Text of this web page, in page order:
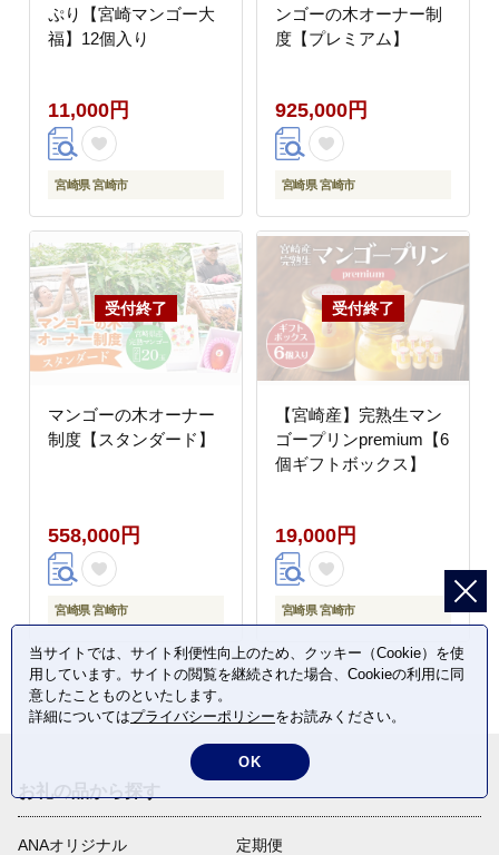
ぷり【宮崎マンゴー大
福】12個入り
11,000円
宮崎県 宮崎市
ンゴーの木オーナー制
度【プレミアム】
925,000円
宮崎県 宮崎市
マンゴーの木オーナー
制度【スタンダード】
558,000円
宮崎県 宮崎市
【宮崎産】完熟生マン
ゴープリンpremium【6
個ギフトボックス】
19,000円
宮崎県 宮崎市
ANAオリジナル
定期便
当サイトでは、サイト利便性向上のため、クッキー（Cookie）を使
用しています。サイトの閲覧を継続された場合、Cookieの利用に同
意したことものといたします。
詳細についてはプライバシーポリシーをお読みください。
OK